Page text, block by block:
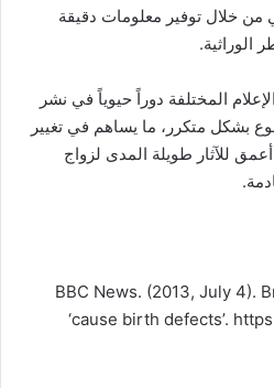
من خلال توفير معلومات دقيقة
الوراثية.
المختلفة دوراً حيوياً في نشر
بشكل متكرر، ما يساهم في تغيير
أعمق للآثار طويلة المدى لزواج
-BBC News. (2013, July 4).
‘cause birth defects’.